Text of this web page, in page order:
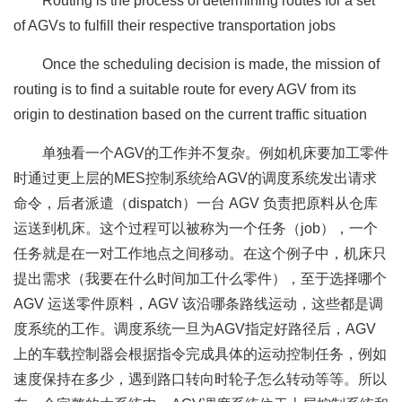
of AGVs to fulfill their respective transportation jobs
Once the scheduling decision is made, the mission of
routing is to find a suitable route for every AGV from its
origin to destination based on the current traffic situation
单独看一个AGV的工作并不复杂。例如机床要加工零件
时通过更上层的MES控制系统给AGV的调度系统发出请求
命令，后者派遣（dispatch）一台 AGV 负责把原料从仓库
运送到机床。这个过程可以被称为一个任务（job），一个
任务就是在一对工作地点之间移动。在这个例子中，机床只
提出需求（我要在什么时间加工什么零件），至于选择哪个
AGV 运送零件原料，AGV 该沿哪条路线运动，这些都是调
度系统的工作。调度系统一旦为AGV指定好路径后，AGV
上的车载控制器会根据指令完成具体的运动控制任务，例如
速度保持在多少，遇到路口转向时轮子怎么转动等等。所以